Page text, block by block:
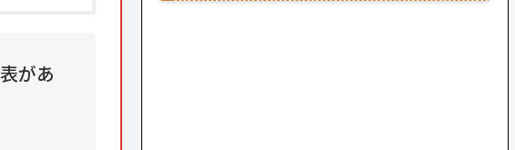
があ